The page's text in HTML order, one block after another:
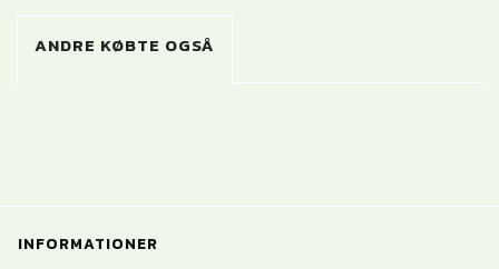
ANDRE KØBTE OGSÅ
INFORMATIONER